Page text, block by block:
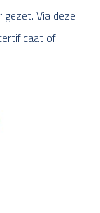
Via deze
of